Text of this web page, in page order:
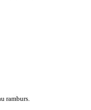
ramburs.